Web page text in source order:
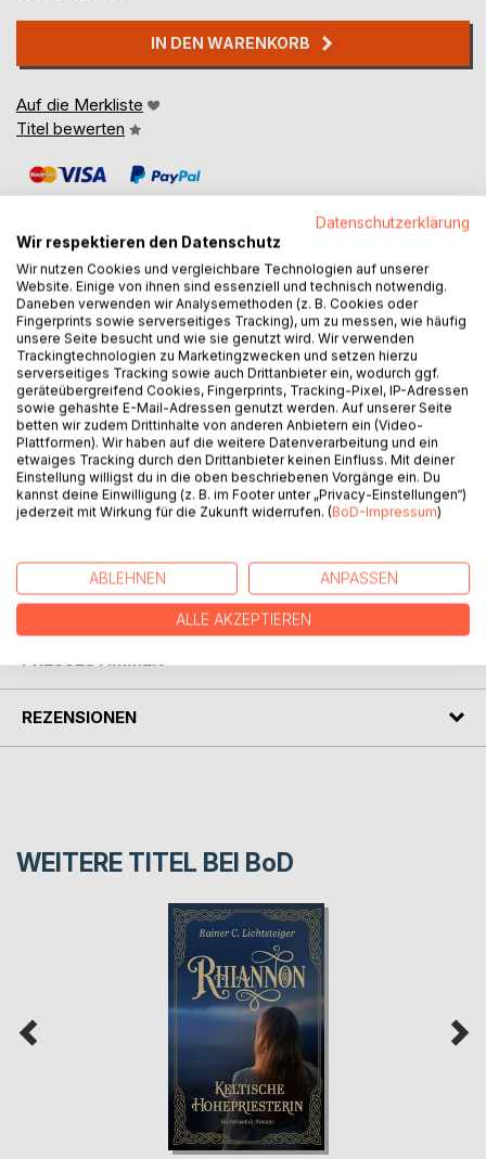
IN DEN WARENKORB
Auf die Merkliste
Titel bewerten
BESCHREIBUNG
In Aquae Calicis riecht die Freiheit nach Lavendelseife.
Aber ganz gleich, ob nun entflohene Gefangene die Stadt
unsicher machen, eine Richterin Geister sieht oder drei
nicht allzu Weise aus dem Abendland einer jungen Familie
einen Besuch abstatten: Mit Drachen und Walküren ist
immer zu rechnen.
Zehn miteinander verflochtene Geschichten entführen in
AUTOR/IN
REZENSIONEN
WEITERE TITEL BEI BoD
Datenschutzerklärung
Wir respektieren den Datenschutz
Wir nutzen Cookies und vergleichbare Technologien auf unserer
Website. Einige von ihnen sind essenziell und technisch notwendig.
Daneben verwenden wir Analysemethoden (z. B. Cookies oder
Fingerprints sowie serverseitiges Tracking), um zu messen, wie häufig
unsere Seite besucht und wie sie genutzt wird. Wir verwenden
Trackingtechnologien zu Marketingzwecken und setzen hierzu
serverseitiges Tracking sowie auch Drittanbieter ein, wodurch ggf.
geräteübergreifend Cookies, Fingerprints, Tracking-Pixel, IP-Adressen
sowie gehashte E-Mail-Adressen genutzt werden. Auf unserer Seite
betten wir zudem Drittinhalte von anderen Anbietern ein (Video-
Plattformen). Wir haben auf die weitere Datenverarbeitung und ein
etwaiges Tracking durch den Drittanbieter keinen Einfluss. Mit deiner
Einstellung willigst du in die oben beschriebenen Vorgänge ein. Du
kannst deine Einwilligung (z. B. im Footer unter „Privacy-Einstellungen“)
jederzeit mit Wirkung für die Zukunft widerrufen. (BoD-Impressum)
ABLEHNEN ANPASSEN
ALLE AKZEPTIEREN